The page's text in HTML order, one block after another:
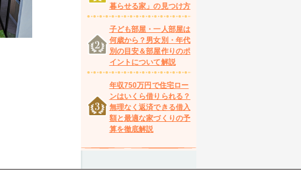
暮らせる家」の見つけ方
子ども部屋・一人部屋は
何歳から？男女別・年代
別の目安＆部屋作りのポ
イントについて解説
年収750万円で住宅ロー
ンはいくら借りられる？
無理なく返済できる借入
額と最適な家づくりの予
算を徹底解説